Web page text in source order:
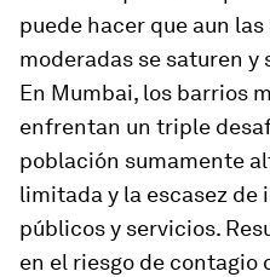
puede hacer que aun
moderadas se saturen
En Mumbai, los barrios
enfrentan un triple
población sumamente
limitada y la escasez
públicos y servicios.
en el riesgo de contagio